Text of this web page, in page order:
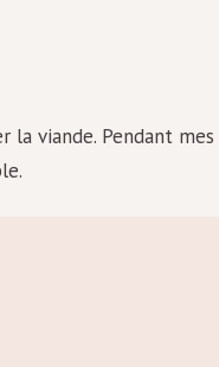
viande. Pendant mes